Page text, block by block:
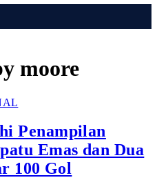
moore
Penampilan
Emas dan Dua
100 Gol